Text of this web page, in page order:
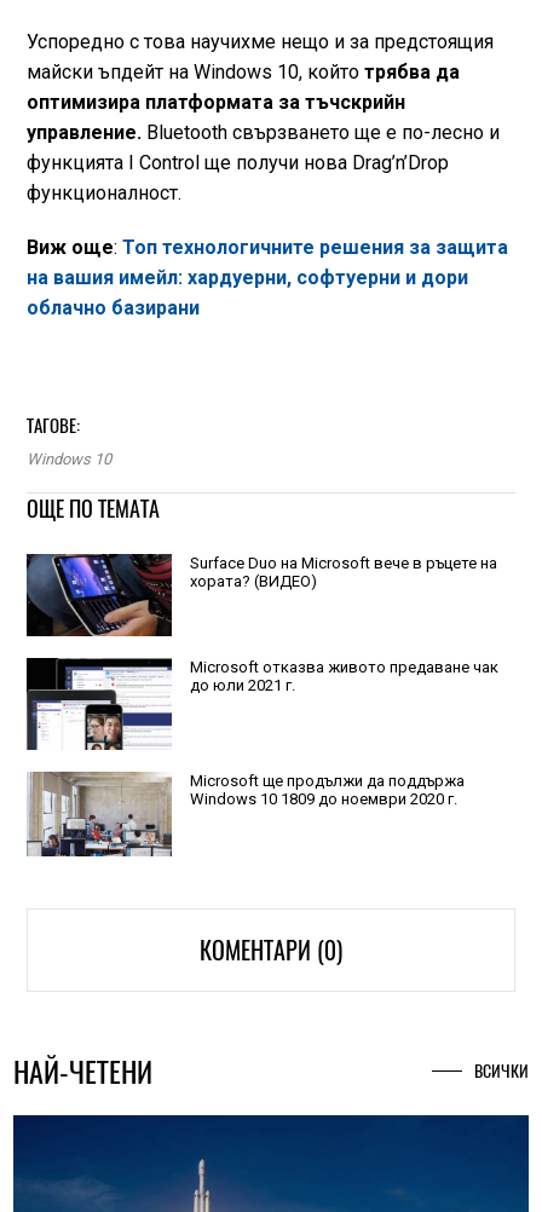
Успоредно с това научихме нещо и за предстоящия
майски ъпдейт на Windows 10, който трябва да
оптимизира платформата за тъчскрийн
управление.Bluetooth свързването ще е по-лесно и
функцията I Control ще получи нова Drag’n’Drop
функционалност.
Виж още: Топ технологичните решения за защита
на вашия имейл: хардуерни, софтуерни и дори
облачно базирани
ТАГОВЕ:
Windows 10
ОЩЕ ПО ТЕМАТА
Surface Duo на Microsoft вече в ръцете на
хората? (ВИДЕО)
Microsoft отказва живото предаване чак
до юли 2021 г.
Microsoft ще продължи да поддържа
Windows 10 1809 до ноември 2020 г.
КОМЕНТАРИ (0)
НАЙ-ЧЕТЕНИ ВСИЧКИ